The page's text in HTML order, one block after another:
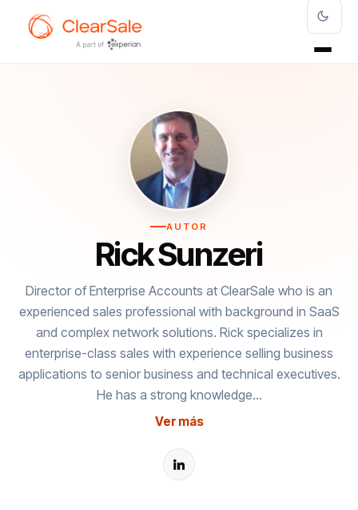
AUTOR
Rick Sunzeri
Director of Enterprise Accounts at ClearSale who is an
experienced sales professional with background in SaaS
and complex network solutions. Rick specializes in
enterprise-class sales with experience selling business
applications to senior business and technical executives.
He has a strong knowledge…
Ver más